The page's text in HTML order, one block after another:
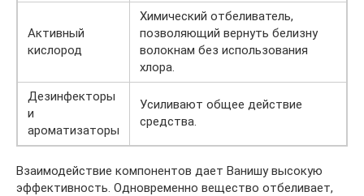
Активный
кислород
Химический отбеливатель,
позволяющий вернуть белизну
волокнам без использования
хлора.
Дезинфекторы
и
ароматизаторы
Усиливают общее действие
средства.
Взаимодействие компонентов дает Ванишу высокую
эффективность. Одновременно вещество отбеливает,